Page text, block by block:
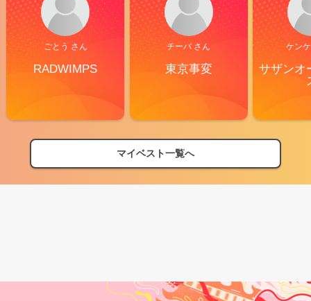
ごとう さん
RADWIMPS
チーバ さん
東京事変
ケン
サザンオ
マイベスト一覧へ